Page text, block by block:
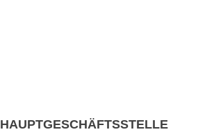
HAUPTGESCHÄFTSSTELLE